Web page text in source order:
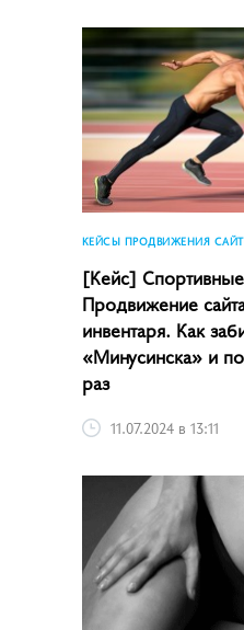
КЕЙСЫ ПРОДВИЖЕНИЯ
[Кейс]
Продвижение
инвентаря. Как
«Минусинска» и
раз
11.07.2024 в 13:11